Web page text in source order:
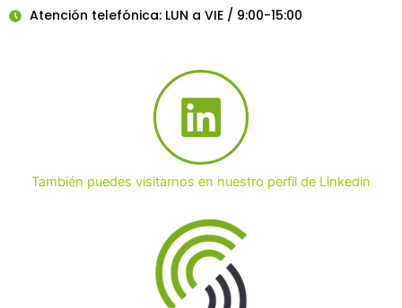
Atención telefónica: LUN a VIE / 9:00-15:00
También puedes visitarnos en nuestro perfil de Linkedin